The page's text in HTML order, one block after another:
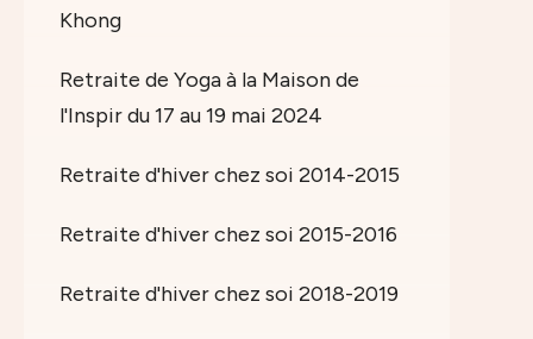
Khong
Retraite de Yoga à la Maison de
l'Inspir du 17 au 19 mai 2024
Retraite d'hiver chez soi 2014-2015
Retraite d'hiver chez soi 2015-2016
Retraite d'hiver chez soi 2018-2019